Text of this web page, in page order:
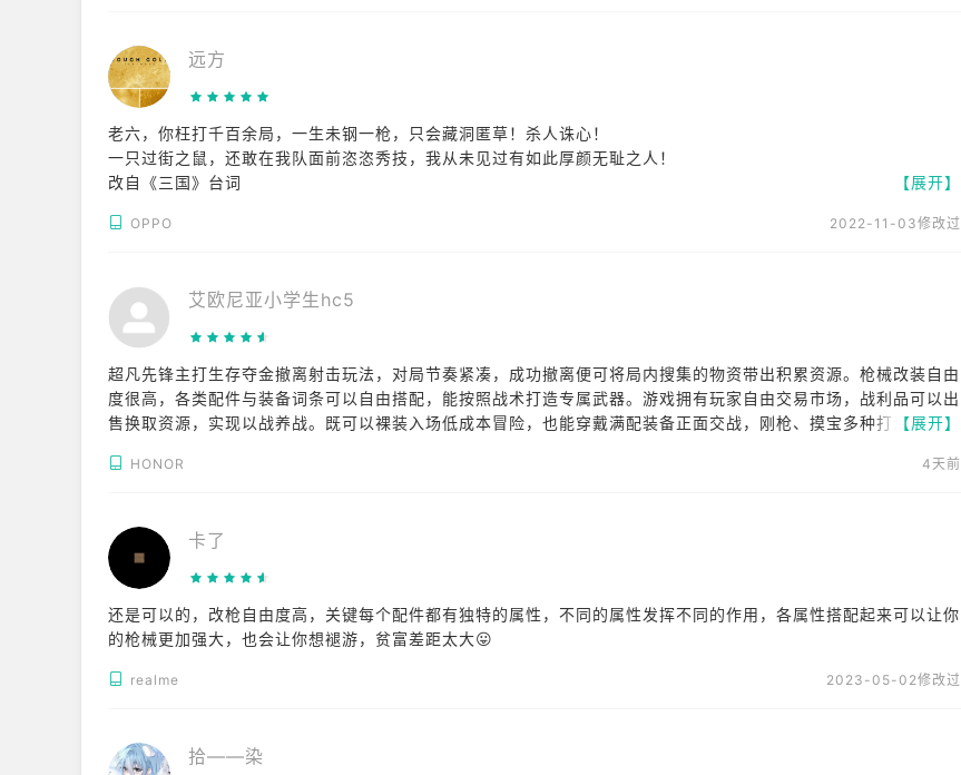
* 外挂与作弊问题：部分玩家反馈对局中存在自瞄、透视等外挂现象，且举报反馈不够及时，严重影响了正常玩家的
体验。
* 爆率偏低：高价值物品（如金色变卖物）出现概率较低，导致新手前期“捡小饼干”赚钱困难，正反馈
远方
老六，你枉打千百余局，一生未钢一枪，只会藏洞匿草！杀人诛心！
一只过街之鼠，还敢在我队面前恣恣秀技，我从未见过有如此厚颜无耻之人！
改自《三国》台词
【展开】
OPPO 2022-11-03修改过
艾欧尼亚小学生hc5
超凡先锋主打生存夺金撤离射击玩法，对局节奏紧凑，成功撤离便可将局内搜集的物资带出积累资源。枪械改装自由
度很高，各类配件与装备词条可以自由搭配，能按照战术打造专属武器。游戏拥有玩家自由交易市场，战利品可以出
售换取资源，实现以战养战。既可以裸装入场低成本冒险，也能穿戴满配装备正面交战，刚枪、摸宝多种打法都能体
新，每一局战局都充满变数。版本持续更新，多张风格地图可供游玩，福利活动较多，不少道具能够免费获取，氪金
【展开】
HONOR 4天前
卡了
还是可以的，改枪自由度高，关键每个配件都有独特的属性，不同的属性发挥不同的作用，各属性搭配起来可以让你
的枪械更加强大，也会让你想褪游，贫富差距太大😛
realme 2023-05-02修改过
拾——染